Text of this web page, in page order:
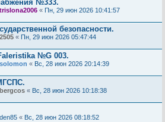
№333.
trislona2006 « Пн, 29 июн 2026 10:41:57
безопасности.
2505 « Пн, 29 июн 2026 05:47:44
№G 003.
solomon « Вс, 28 июн 2026 20:14:39
bergcos « Вс, 28 июн 2026 10:18:38
den85 « Вс, 28 июн 2026 08:18:52